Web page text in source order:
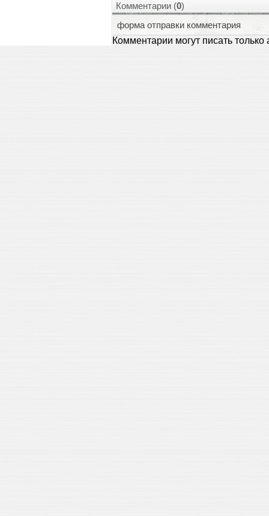
Комментарии (0)
форма отправки комментария
Комментарии могут писать